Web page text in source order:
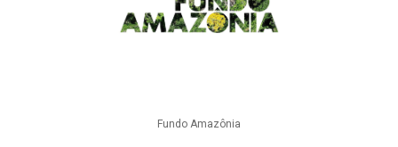
Fundo Amazônia